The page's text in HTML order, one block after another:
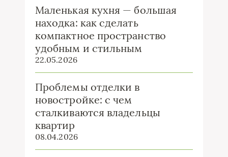
Маленькая кухня — большая
находка: как сделать
компактное пространство
удобным и стильным
22.05.2026
Проблемы отделки в
новостройке: с чем
сталкиваются владельцы
квартир
08.04.2026